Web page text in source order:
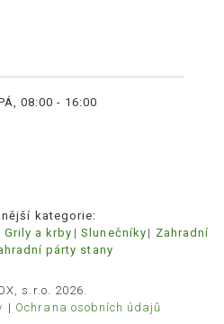
08:00 - 16:00
kategorie:
Grily a krby Slunečníky
Zahradní
párty stany
s.r.o. 2026.
Ochrana osobních údajů